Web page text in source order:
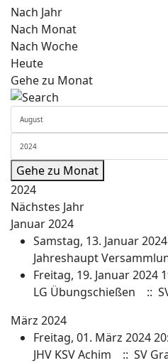
Nach Jahr
Nach Monat
Nach Woche
Heute
Gehe zu Monat
Gehe zu Monat
2024
Nächstes Jahr
Januar 2024
Samstag, 13. Januar
Jahreshaupt
Freitag, 19. Januar 2024
LG Übungschießen
::
März 2024
Freitag, 01. März 2024
JHV KSV Achim
:: SV